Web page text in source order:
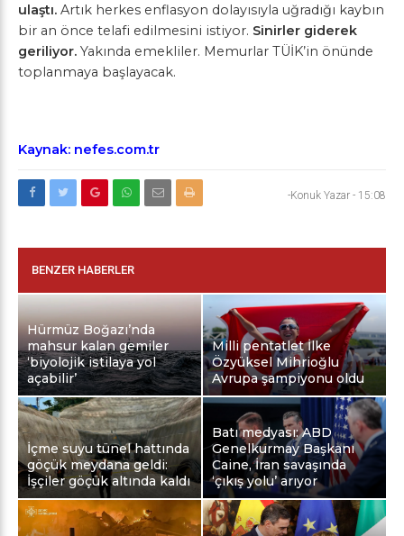
ulaştı. Artık herkes enflasyon dolayısıyla uğradığı kaybın
bir an önce telafi edilmesini istiyor. Sinirler giderek
geriliyor. Yakında emekliler. Memurlar TÜİK’in önünde
toplanmaya başlayacak.
Kaynak: nefes.com.tr
-Konuk Yazar - 15:08
BENZER HABERLER
Hürmüz Boğazı’nda
mahsur kalan gemiler
‘biyolojik istilaya yol
açabilir’
Milli pentatlet İlke
Özyüksel Mihrioğlu
Avrupa şampiyonu oldu
İçme suyu tünel hattında
göçük meydana geldi:
İşçiler göçük altında kaldı
Batı medyası: ABD
Genelkurmay Başkanı
Caine, İran savaşında
‘çıkış yolu’ arıyor